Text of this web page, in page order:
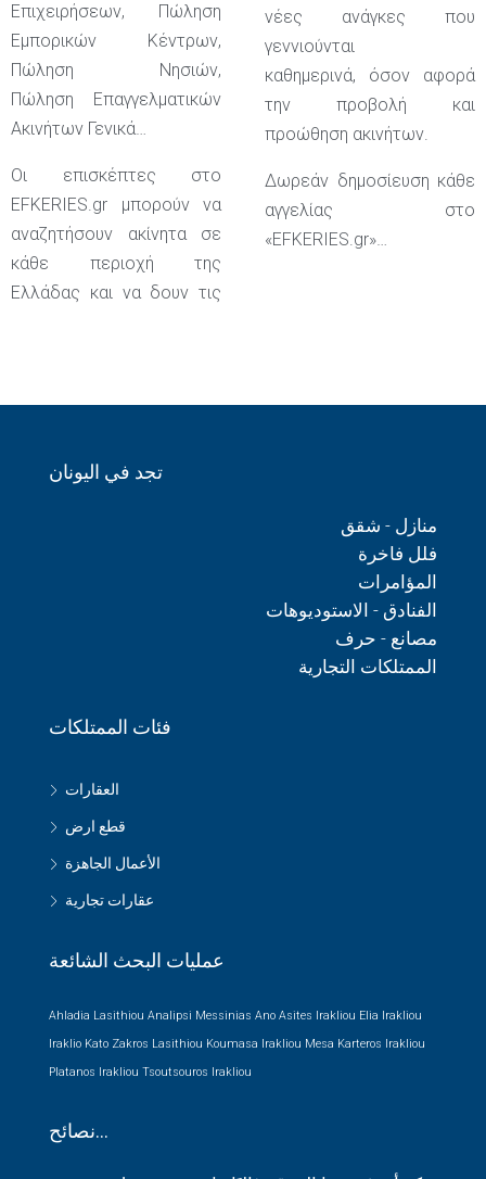
Επιχειρήσεων, Πώληση
Εμπορικών Κέντρων,
Πώληση Νησιών,
Πώληση Επαγγελματικών
Ακινήτων Γενικά…
Οι επισκέπτες στο
EFKERIES.gr μπορούν να
αναζητήσουν ακίνητα σε
κάθε περιοχή της
Ελλάδας και να δουν τις
νέες ανάγκες που
γεννιούνται
καθημερινά, όσον αφορά
την προβολή και
προώθηση ακινήτων.
Δωρεάν δημοσίευση κάθε
αγγελίας στο
«EFKERIES.gr»…
تجد في اليونان
منازل - شقق
فلل فاخرة
المؤامرات
الفنادق - الاستوديوهات
مصانع - حرف
الممتلكات التجارية
فئات الممتلكات
العقارات
قطع ارض
الأعمال الجاهزة
عقارات تجارية
عمليات البحث الشائعة
Ahladia Lasithiou Analipsi Messinias Ano Asites Irakliou Elia Irakliou
Iraklio Kato Zakros Lasithiou Koumasa Irakliou Mesa Karteros Irakliou
Platanos Irakliou Tsoutsouros Irakliou
نصائح…